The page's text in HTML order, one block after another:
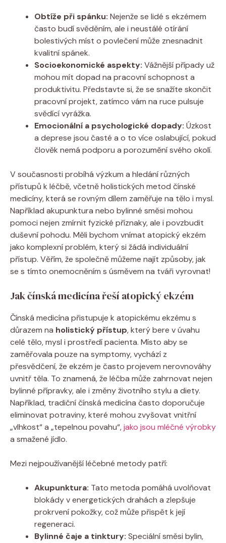
Obtíže při spánku: Nejenže se lidé s‍ ekzémem
⁣často budí svěděním, ale ⁢i neustálé otírání
bolestivých míst o povlečení může‌ znesnadnit
kvalitní spánek.
Socioekonomické aspekty: Vážnější​ případy už
mohou mít‌ dopad ⁣na pracovní schopnost a
produktivitu. Představte si, že se snažíte skončit⁣
pracovní ⁣projekt, zatímco vám na ruce pulsuje
svědící vyrážka.
Emocionální a psychologické dopady: Úzkost
a deprese⁣ jsou časté a o ⁣to více oslabující, pokud
člověk ‌nemá podporu a ⁣porozumění‍ svého okolí.
V současnosti⁢ probíhá výzkum a hledání ​různých
přístupů k léčbě, včetně ‌holistic­kých metod ⁣čínské
medicíny, která se ‌rovným dílem⁤ zaměřuje⁤ na tělo i⁣ mysl.
Například akupunktura⁣ nebo bylinné směsi mohou
pomoci nejen ⁣zmírnit fyzické příznaky, ale ⁢i povzbudit
duševní pohodu.⁢ Měli bychom ​vnímat atopický⁢ ekzém
jako komplexní⁢ problém, ‌který si žádá ‌individuální
⁣přístup. Věřím, že společně můžeme najít způsoby,‌ jak
se s tímto onemocněním s ​úsměvem ⁤na ‍tváři ​vyrovnat!
Jak‍ čínská medicína‌ řeší atopický ekzém
Čínská medicína přistupuje ⁣k atopickému ekzému s
důrazem na holistický přístup, který bere v⁣ úvahu‌
celé‌ tělo, mysl i prostředí pacienta.⁢ Místo aby ⁤se
‍zaměřovala pouze na symptomy, vychází z
přesvědčení, že ekzém je ​často projevem nerovnováhy
uvnitř těla. To znamená,⁤ že léčba může zahrnovat nejen
bylinné přípravky, ale i ‌změny životního stylu a diety.⁤
Například,⁢ tradiční‍ čínská medicína ⁣často‍ doporučuje
eliminovat potraviny, které mohou zvyšovat vnitřní ​
„vlhkost“ a „tepelnou povahu“,⁤jako jsou mléčné výrobky
a ⁢smažené‌ jídlo.
Mezi nejpoužívanější⁢ léčebné metody ⁣patří:
Akupunktura: Tato⁤ metoda ‌pomáhá uvolňovat
blokády v energetických ‌drahách a ⁤zlepšuje
prokrvení pokožky, což ‌může přispět‌ k její‍
regeneraci.
Bylinné čaje a tinktury: Speciální⁢ směsi bylin,